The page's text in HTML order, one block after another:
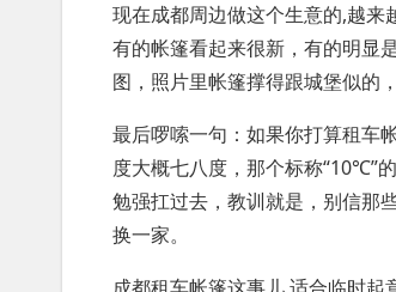
现在成都周边做这个生意的,越来
有的帐篷看起来很新，有的明显
图，照片里帐篷撑得跟城堡似的
最后啰嗦一句：如果你打算租车
度大概七八度，那个标称“10℃”
勉强扛过去，教训就是，别信那
换一家。